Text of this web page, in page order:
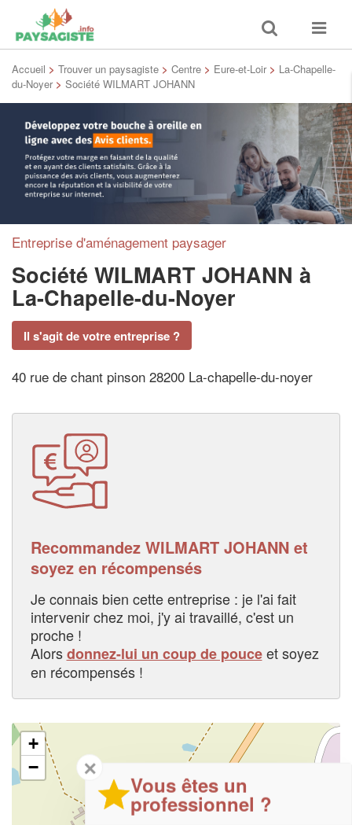
Toggle
search
Toggle
Accueil > Trouver un paysagiste > Centre > Eure-et-Loir > La-Chapelle-
du-Noyer > Société WILMART JOHANN
Entreprise d'aménagement paysager
Société WILMART JOHANN à
La-Chapelle-du-Noyer
Il s'agit de votre entreprise ?
40 rue de chant pinson 28200 La-chapelle-du-noyer
Recommandez WILMART JOHANN et
soyez en récompensés
Je connais bien cette entreprise : je l'ai fait
intervenir chez moi, j'y ai travaillé, c'est un
proche !
Alorsdonnez-lui un coup de pouceet soyez
en récompensés !
+
−
✕
Vous êtes un
professionnel ?